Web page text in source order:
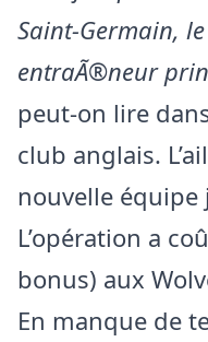
Saint-Germain,
entraÃ®neur
peut-on lire
club anglais.
nouvelle équipe
L’opération a
bonus) aux
En manque de